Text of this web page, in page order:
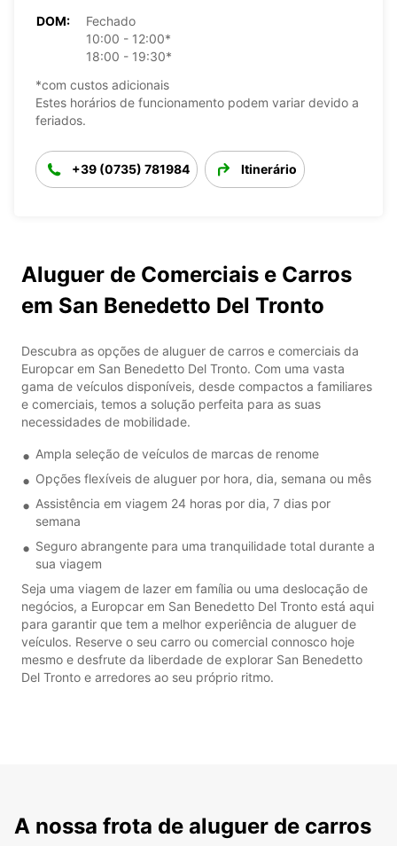
DOM:
Fechado
10:00 - 12:00*
18:00 - 19:30*
*com custos adicionais
Estes horários de funcionamento podem variar devido a
feriados.
+39 (0735) 781984 Itinerário
Aluguer de Comerciais e Carros
em San Benedetto Del Tronto
Descubra as opções de aluguer de carros e comerciais da
Europcar em San Benedetto Del Tronto. Com uma vasta
gama de veículos disponíveis, desde compactos a familiares
e comerciais, temos a solução perfeita para as suas
necessidades de mobilidade.
Ampla seleção de veículos de marcas de renome
Opções flexíveis de aluguer por hora, dia, semana ou mês
Assistência em viagem 24 horas por dia, 7 dias por
semana
Seguro abrangente para uma tranquilidade total durante a
sua viagem
Seja uma viagem de lazer em família ou uma deslocação de
negócios, a Europcar em San Benedetto Del Tronto está aqui
para garantir que tem a melhor experiência de aluguer de
veículos. Reserve o seu carro ou comercial connosco hoje
mesmo e desfrute da liberdade de explorar San Benedetto
Del Tronto e arredores ao seu próprio ritmo.
A nossa frota de aluguer de carros